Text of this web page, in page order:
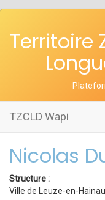
Territoire
TZCLD Wapi
Nicolas
Structure :
Ville de Leuze-en-